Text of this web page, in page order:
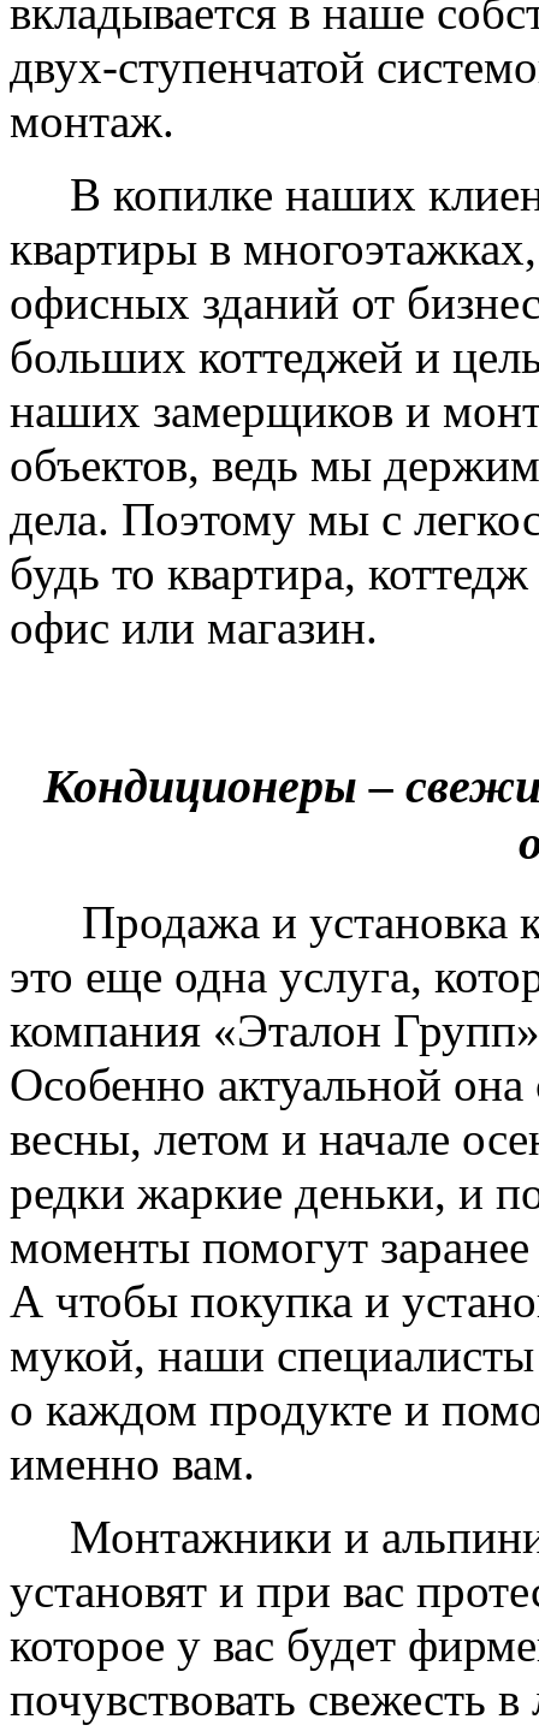
вкладывается в наше
двух-ступенчатой
монтаж.
В копилке наших
квартиры в
офисных зданий от
больших коттеджей и
наших замерщиков и
объектов, ведь мы
дела. Поэтому мы с
будь то квартира,
офис или магазин.
Кондиционеры –
Продажа и установка
это еще одна услуга,
компания «Эталон
Особенно актуальной она
весны, летом и начале
редки жаркие деньки, и
моменты помогут
А чтобы покупка и
мукой, наши специалисты
о каждом продукте и
именно вам.
Монтажники и
установят и при вас
которое у вас будет
почувствовать свежесть